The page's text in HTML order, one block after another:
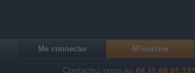
Me connecter M'inscrire
Contactez-nous au 04 11 88 01 12*